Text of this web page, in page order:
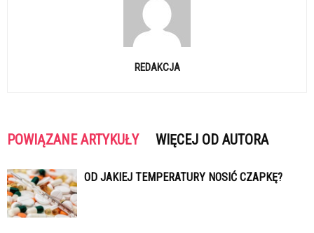
REDAKCJA
POWIĄZANE ARTYKUŁY WIĘCEJ OD AUTORA
OD JAKIEJ TEMPERATURY NOSIĆ CZAPKĘ?